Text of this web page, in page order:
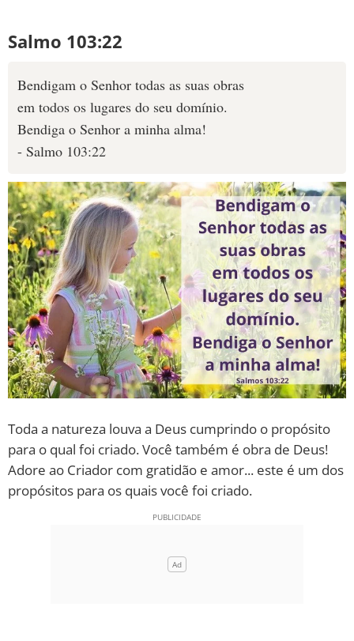
Salmo 103:22
Bendigam o Senhor todas as suas obras
em todos os lugares do seu domínio.
Bendiga o Senhor a minha alma!
- Salmo 103:22
Toda a natureza louva a Deus cumprindo o propósito
para o qual foi criado. Você também é obra de Deus!
Adore ao Criador com gratidão e amor... este é um dos
propósitos para os quais você foi criado.